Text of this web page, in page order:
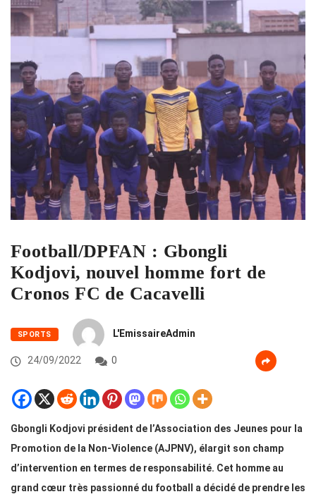
Football/DPFAN : Gbongli
Kodjovi, nouvel homme fort de
Cronos FC de Cacavelli
SPORTS L'EmissaireAdmin
24/09/2022 0
Gbongli Kodjovi président de l’Association des Jeunes pour la
Promotion de la Non-Violence (AJPNV), élargit son champ
d’intervention en termes de responsabilité. Cet homme au
grand cœur très passionné du football a décidé de prendre les